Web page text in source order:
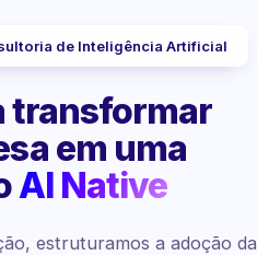
de Inteligência Artificial
transformar
em uma
AI Native
estruturamos a adoção da